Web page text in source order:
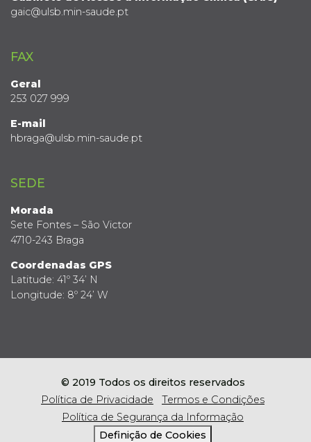
gaic@ulsb.min-saude.pt
FAX
Geral
253 027 999
E-mail
hbraga@ulsb.min-saude.pt
SEDE
Morada
Sete Fontes – São Victor
4710-243 Braga
Coordenadas GPS
Latitude: 41º 34’ N
Longitude: 8º 24’ W
© 2019 Todos os direitos reservados
Política de Privacidade
Termos e Condições
Política de Segurança da Informação
Definição de Cookies